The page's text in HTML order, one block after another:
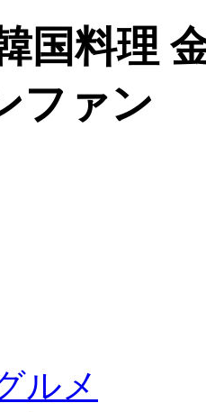
国料理
ファン
ルメ